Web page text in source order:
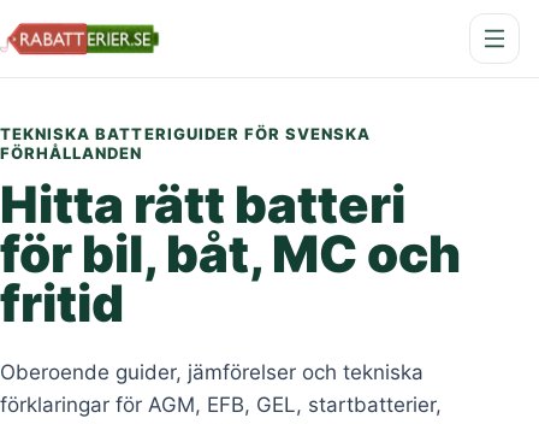
TEKNISKA BATTERIGUIDER FÖR SVENSKA
FÖRHÅLLANDEN
Hitta rätt batteri
för bil, båt, MC och
fritid
Oberoende guider, jämförelser och tekniska
förklaringar för AGM, EFB, GEL, startbatterier,